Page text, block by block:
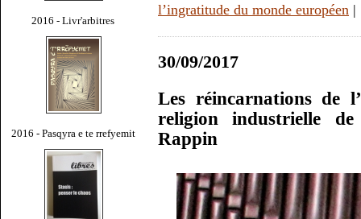
2016 - Livr'arbitres
2016 - Pasqyra e te rrefyemit
l’ingratitude du monde européen |
30/09/2017
Les réincarnations de
religion industrielle
Rappin